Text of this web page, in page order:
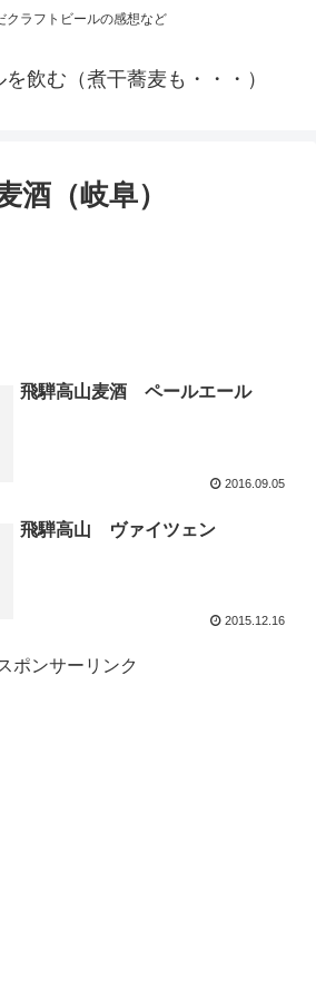
クラフトビールの感想など
飲む（煮干蕎麦も・・・）
酒（岐阜）
飛騨高山麦酒 ペールエール
2016.09.05
飛騨高山 ヴァイツェン
2015.12.16
ポンサーリンク